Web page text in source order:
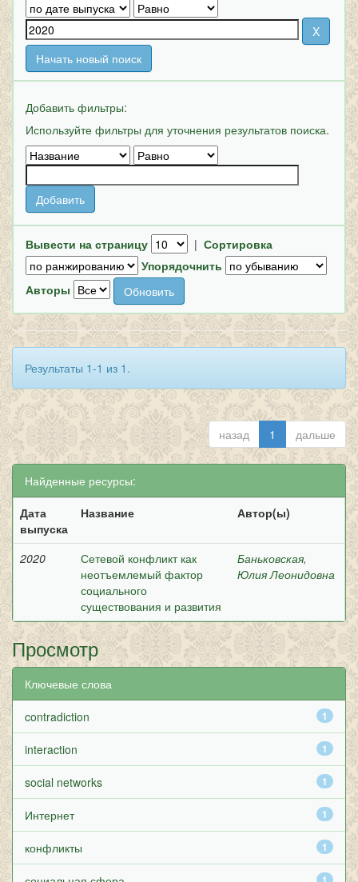
Начать новый поиск
Добавить фильтры:
Используйте фильтры для уточнения результатов поиска.
Вывести на страницу | Сортировка
Упорядочнить
Авторы
Результаты 1-1 из 1.
назад 1 дальше
Найденные ресурсы:
Дата
выпуска
Название Автор(ы)
2020
Сетевой конфликт как
неотъемлемый фактор
социального
существования и развития
Баньковская,
Юлия Леонидовна
Просмотр
Ключевые слова
1
contradiction
1
interaction
1
social networks
1
Интернет
1
конфликты